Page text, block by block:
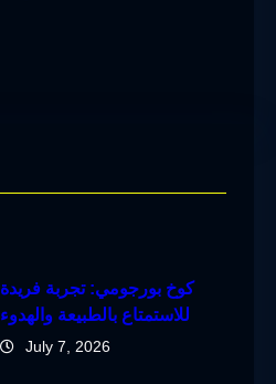
كوخ بورجومي: تجربة فريدة
للاستمتاع بالطبيعة والهدوء
July 7, 2026